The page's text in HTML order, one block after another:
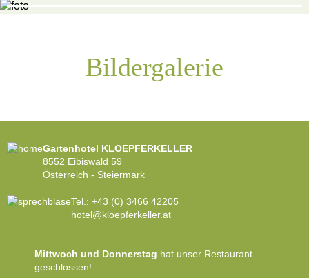
Bildergalerie
Gartenhotel KLOEPFERKELLER
8552 Eibiswald 59
Österreich - Steiermark
Tel.: +43 (0) 3466 42205
hotel@kloepferkeller.at
Mittwoch und Donnerstag hat unser Restaurant
geschlossen!